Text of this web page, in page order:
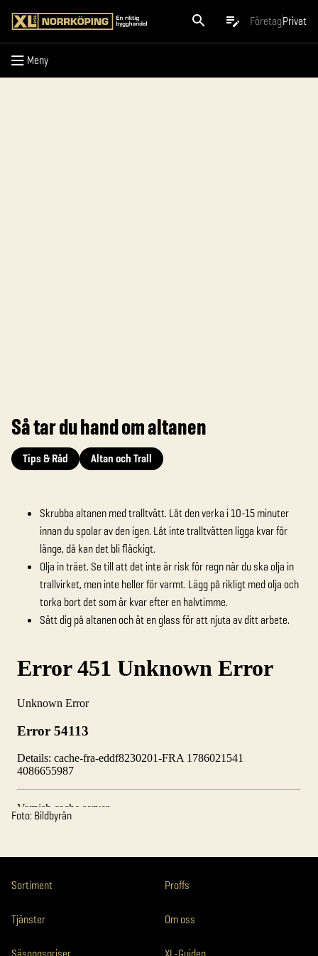
FöretagPrivat
Meny
Meny
Så tar du hand om altanen
Tips & Råd Altan och Trall
Skrubba altanen med tralltvätt. Låt den verka i 10-15 minuter
innan du spolar av den igen. Låt inte tralltvätten ligga kvar för
länge, då kan det bli fläckigt.
Olja in träet. Se till att det inte är risk för regn när du ska olja in
trallvirket, men inte heller för varmt. Lägg på rikligt med olja och
torka bort det som är kvar efter en halvtimme.
Sätt dig på altanen och ät en glass för att njuta av ditt arbete.
Foto: Bildbyrån
Sortiment Proffs
Tjänster Om oss